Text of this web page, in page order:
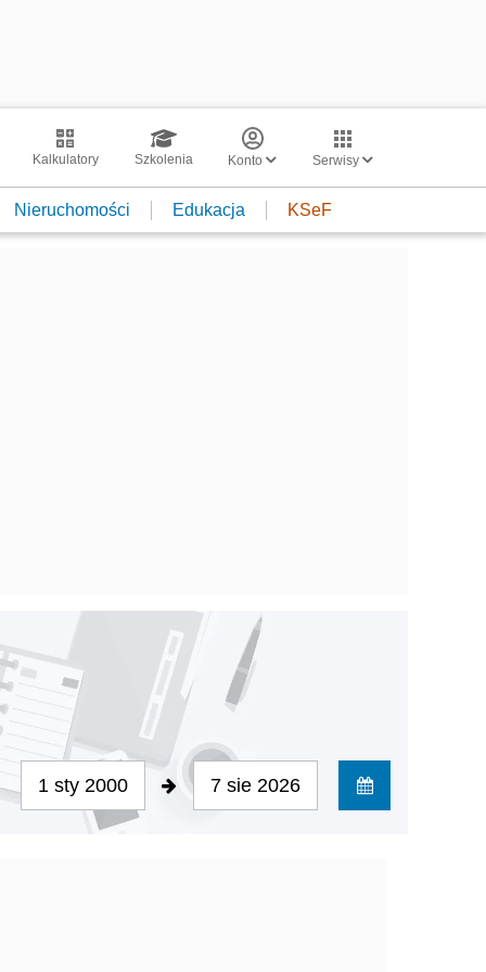
Kalkulatory Szkolenia Konto Serwisy
Nieruchomości Edukacja KSeF
1 sty 2000 7 sie 2026